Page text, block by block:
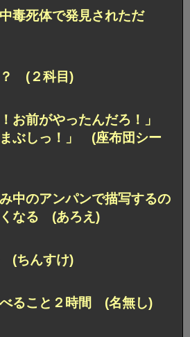
毒死体で発見されただ
？ (２科目)
お前がやったんだろ！」
まぶしっ！」 (座布団シー
中のアンパンで描写するの
なる (あろえ)
(ちんすけ)
ること２時間 (名無し)